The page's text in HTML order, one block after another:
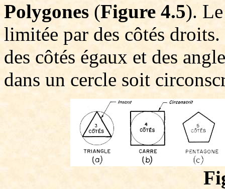
Polygones (Figure 4.5).
limitée par des côtés
des côtés égaux et des
dans un cercle soit